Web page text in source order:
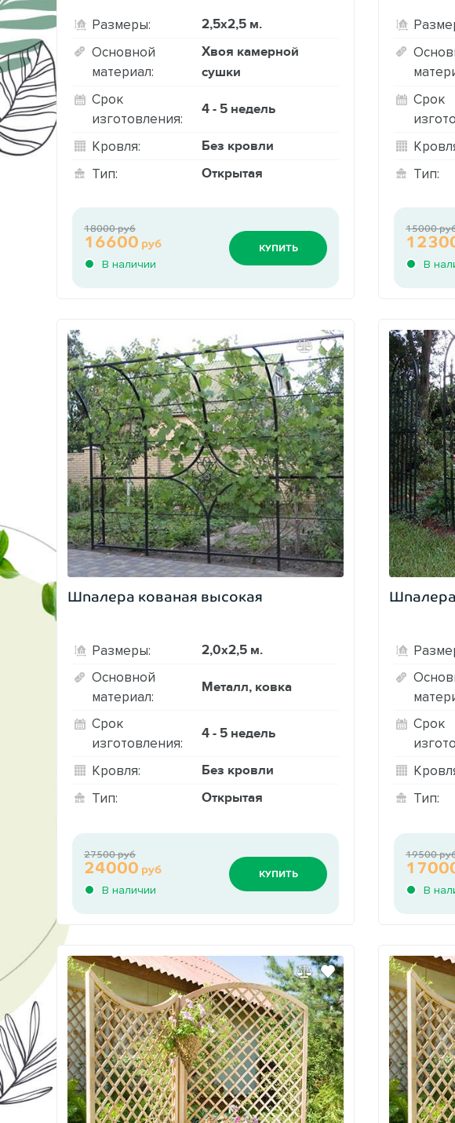
Размеры: 2,5х2,5 м.
Основной
материал:
Хвоя камерной
сушки
Срок
изготовления:
4 - 5 недель
Кровля: Без кровли
Тип: Открытая
В наличии
16600 руб
18000 руб
КУПИТЬ
Срок
Тип:
В
15000
Шпалера кованая высокая
Размеры: 2,0х2,5 м.
Основной
материал:
Металл, ковка
Срок
изготовления:
4 - 5 недель
Кровля: Без кровли
Тип: Открытая
В наличии
24000 руб
27500 руб
КУПИТЬ
Шпалера
Срок
Тип:
В
19500